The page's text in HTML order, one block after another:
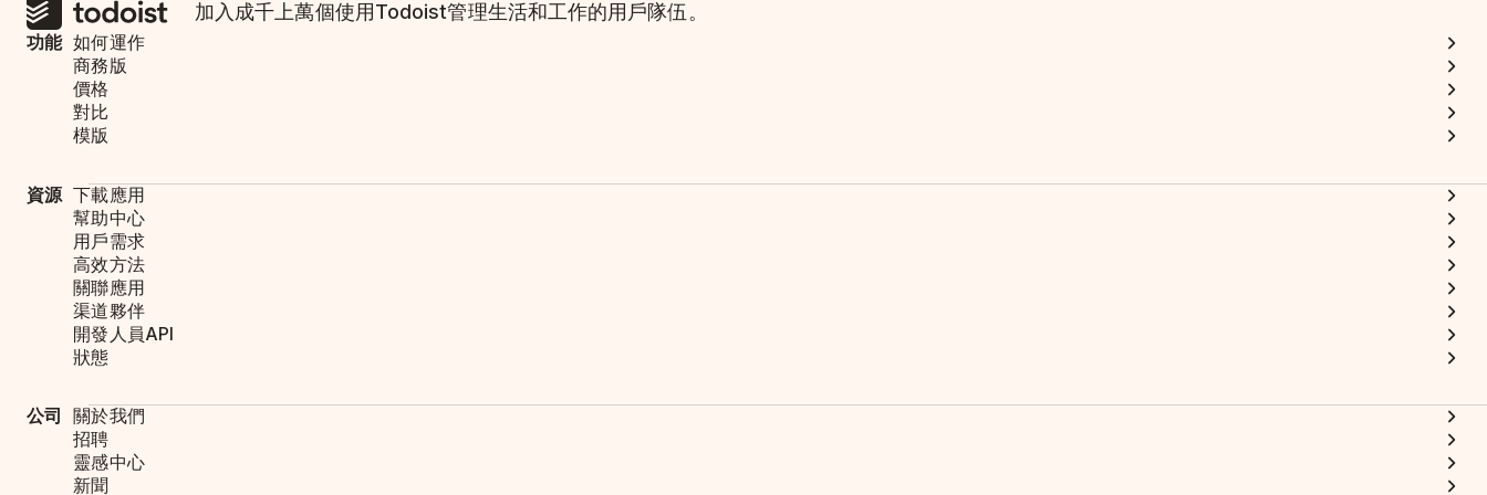
加入成千上萬個使用Todoist管理生活和工作的用戶隊伍。
功能 如何運作
商務版
價格
對比
模版
資源 下載應用
幫助中心
用戶需求
高效方法
關聯應用
渠道夥伴
開發人員API
狀態
公司
關於我們
招聘
靈感中心
新聞